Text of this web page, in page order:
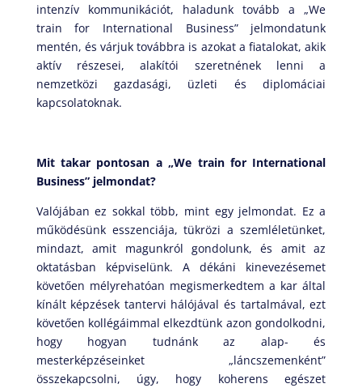
intenzív kommunikációt, haladunk tovább a „We
train for International Business” jelmondatunk
mentén, és várjuk továbbra is azokat a fiatalokat, akik
aktív részesei, alakítói szeretnének lenni a
nemzetközi gazdasági, üzleti és diplomáciai
kapcsolatoknak.
Mit takar pontosan a „We train for International
Business” jelmondat?
Valójában ez sokkal több, mint egy jelmondat. Ez a
működésünk esszenciája, tükrözi a szemléletünket,
mindazt, amit magunkról gondolunk, és amit az
oktatásban képviselünk. A dékáni kinevezésemet
követően mélyrehatóan megismerkedtem a kar által
kínált képzések tantervi hálójával és tartalmával, ezt
követően kollégáimmal elkezdtünk azon gondolkodni,
hogy hogyan tudnánk az alap- és
mesterképzéseinket „láncszemenként”
összekapcsolni, úgy, hogy koherens egészet